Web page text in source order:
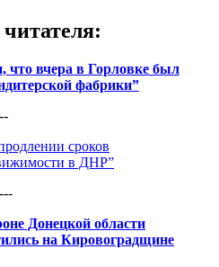
:
что вчера в Горловке был
фабрики”
сроков
в ДНР”
Донецкой области
на Кировоградщине